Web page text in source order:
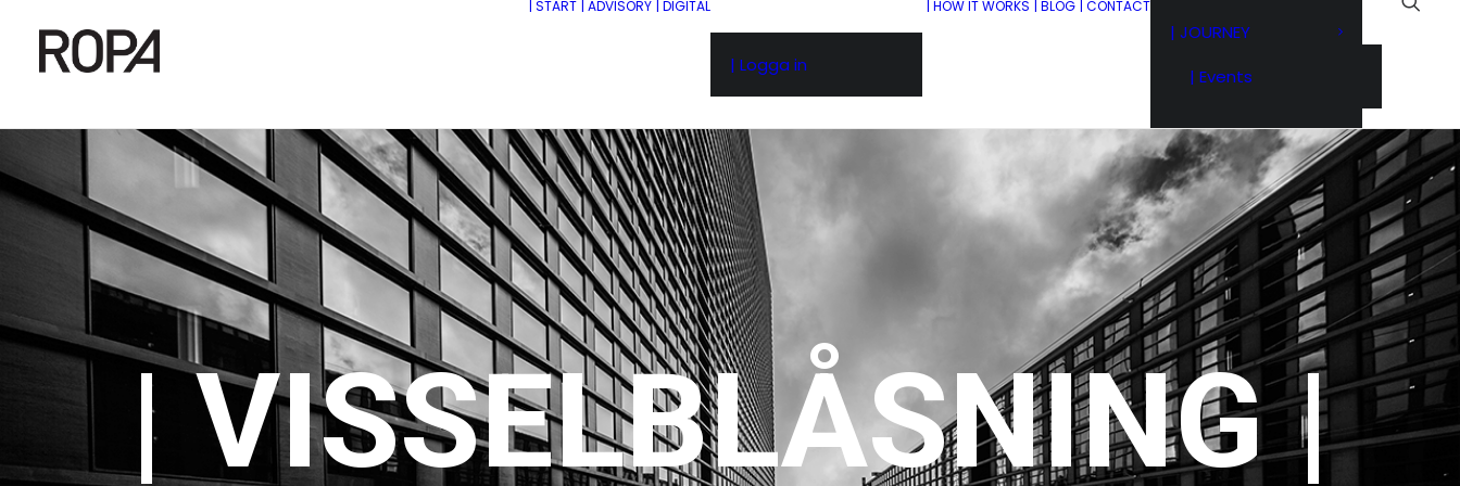
| START | ADVISORY | DIGITAL
| Logga in
| HOW IT WORKS | BLOG | CONTACT
| JOURNEY
| Events
| VISSELBLÅSNING |